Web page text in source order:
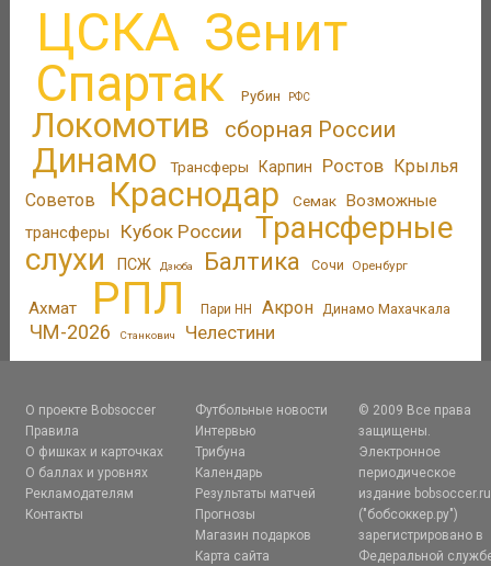
ЦСКА Зенит
Спартак Рубин РФС
Локомотив сборная России
Динамо Трансферы Карпин Ростов
Крылья
Советов
Краснодар Семак Возможные
трансферы
Кубок России
Трансферные
слухи
ПСЖ Дзюба Балтика Сочи Оренбург
Ахмат РПЛ Пари НН Акрон Динамо Махачкала
ЧМ-2026 Станкович Челестини
О проекте Bobsoccer
Правила
О фишках и карточках
О баллах и уровнях
Рекламодателям
Контакты
Футбольные новости
Интервью
Трибуна
Календарь
Результаты матчей
Прогнозы
Магазин подарков
Карта сайта
© 2009 Все права
защищены.
Электронное
периодическое
издание bobsoccer.ru
("бобсоккер.ру")
зарегистрировано в
Федеральной